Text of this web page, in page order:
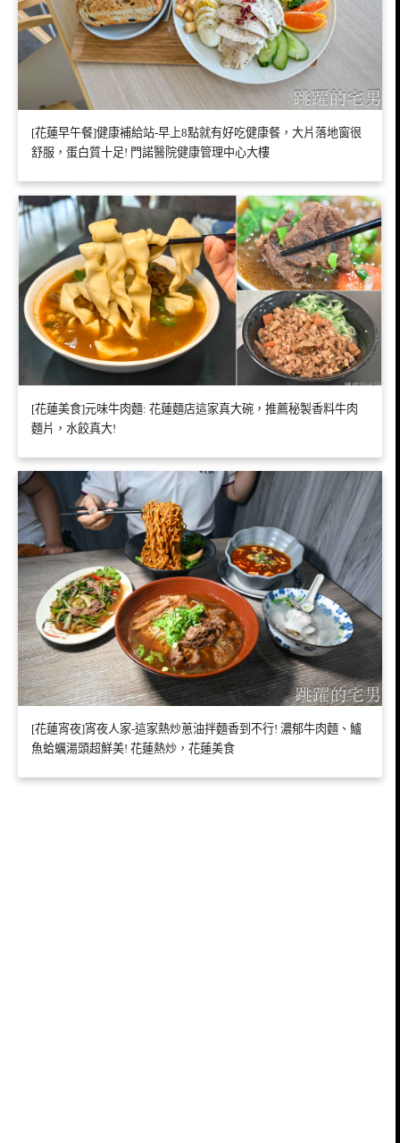
[花蓮早午餐]健康補給站-早上8點就有好吃健康餐，大片落地窗很
舒服，蛋白質十足! 門諾醫院健康管理中心大樓
[花蓮美食]元味牛肉麵: 花蓮麵店這家真大碗，推薦秘製香料牛肉
麵片，水餃真大!
[花蓮宵夜]宵夜人家-這家熱炒蔥油拌麵香到不行! 濃郁牛肉麵、鱸
魚蛤蠣湯頭超鮮美! 花蓮熱炒，花蓮美食